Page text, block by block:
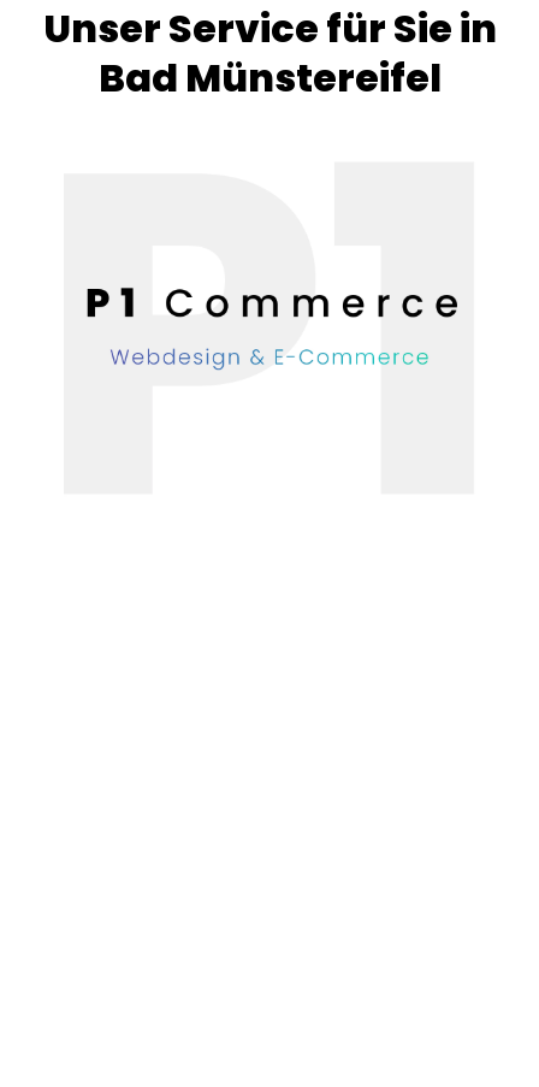
Unser Service für Sie in
Bad Münstereifel